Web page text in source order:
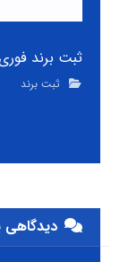
ثبت برند
ثبت برند